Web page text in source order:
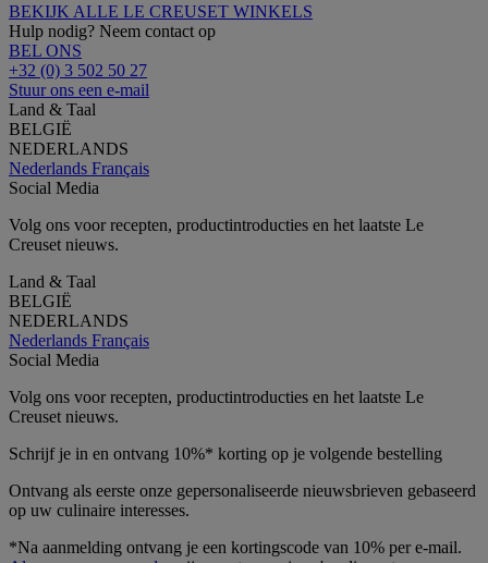
BEKIJK ALLE LE CREUSET WINKELS
Hulp nodig? Neem contact op
BEL ONS
+32 (0) 3 502 50 27
Stuur ons een e-mail
Land & Taal
BELGIË
NEDERLANDS
Nederlands Français
Social Media
Volg ons voor recepten, productintroducties en het laatste Le
Creuset nieuws.
Land & Taal
BELGIË
NEDERLANDS
Nederlands Français
Social Media
Volg ons voor recepten, productintroducties en het laatste Le
Creuset nieuws.
Schrijf je in en ontvang 10%* korting op je volgende bestelling
Ontvang als eerste onze gepersonaliseerde nieuwsbrieven gebaseerd
op uw culinaire interesses.
*Na aanmelding ontvang je een kortingscode van 10% per e-mail.